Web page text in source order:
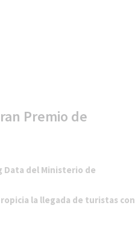
Premio de
Data del Ministerio de
la llegada de turistas con